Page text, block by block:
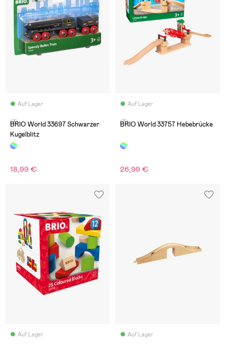
Auf Lager
(3)
BRIO World 33697 Schwarzer
Kugelblitz
18,99 €
Auf Lager
(7)
BRIO World 33757 Hebebrücke
26,99 €
Auf Lager Auf Lager